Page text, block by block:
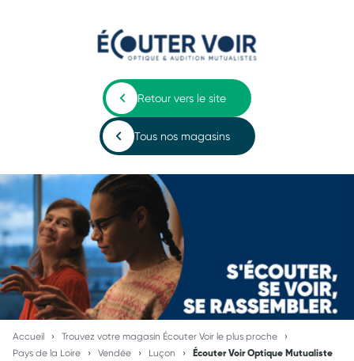
Retour vers le site
Tous nos magasins
Accueil
Trouvez votre magasin Écouter Voir le plus proche
Pays de la Loire
Vendée Luçon Écouter Voir Optique Mutualiste